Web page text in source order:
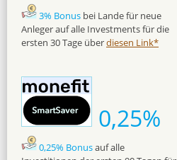
3% Bonus bei Lande für neue
Anleger auf alle Investments für die
ersten 30 Tage überdiesen Link*
0,25%
0,25% Bonusauf alle